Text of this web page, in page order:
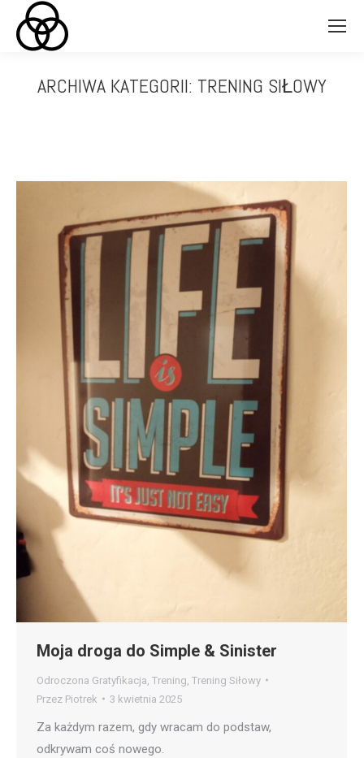
ARCHIWA KATEGORII: TRENING SIŁOWY
Moja droga do Simple & Sinister
Odroczona Gratyfikacja Trening Trening Siłowy
Przez Piotrek 3 kwietnia 2025
Za każdym razem, gdy wracam do podstaw,
odkrywam coś nowego.